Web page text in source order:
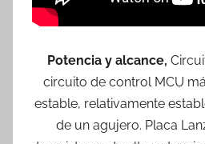
Potencia y alcance,
circuito de control MCU
estable, relativamente
de un agujero. Placa